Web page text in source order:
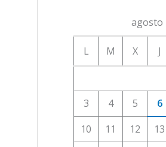
agosto
L M X J
3
4 5 6
10
11 12 13